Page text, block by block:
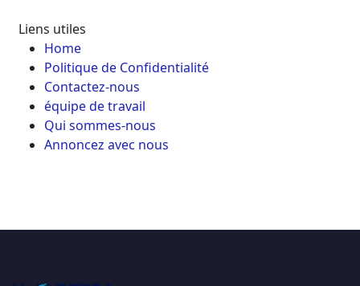
Liens utiles
Home
Politique de Confidentialité
Contactez-nous
équipe de travail
Qui sommes-nous
Annoncez avec nous